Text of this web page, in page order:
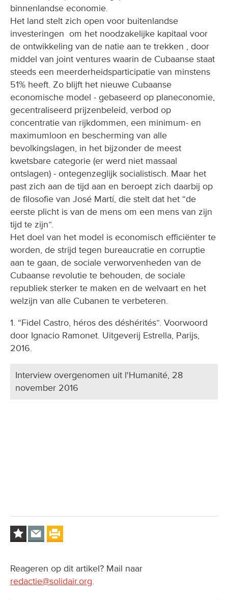
binnenlandse economie.
Het land stelt zich open voor buitenlandse
investeringen ­ om het noodzakelijke kapitaal voor
de ontwikkeling van de natie aan te trekken ­, door
middel van joint ventures waarin de Cubaanse staat
steeds een meerderheidsparticipatie van minstens
51% heeft. Zo blijft het nieuwe Cubaanse
economische model - gebaseerd op planeconomie,
gecentraliseerd prijzenbeleid, verbod op
concentratie van rijkdommen, een minimum- en
maximumloon en bescherming van alle
bevolkingslagen, in het bijzonder de meest
kwetsbare categorie (er werd niet massaal
ontslagen) - ontegenzeglijk socialistisch. Maar het
past zich aan de tijd aan en beroept zich daarbij op
de filosofie van José Martí, die stelt dat het “de
eerste plicht is van de mens om een mens van zijn
tijd te zijn”.
Het doel van het model is economisch efficiënter te
worden, de strijd tegen bureaucratie en corruptie
aan te gaan, de sociale verworvenheden van de
Cubaanse revolutie te behouden, de sociale
republiek sterker te maken en de welvaart en het
welzijn van alle Cubanen te verbeteren.
1. “Fidel Castro, héros des déshérités”. Voorwoord
door Ignacio Ramonet. Uitgeverij Estrella, Parijs,
2016.
Interview overgenomen uit l'Humanité, 28
november 2016
Reageren op dit artikel? Mail naar
redactie@solidair.org.